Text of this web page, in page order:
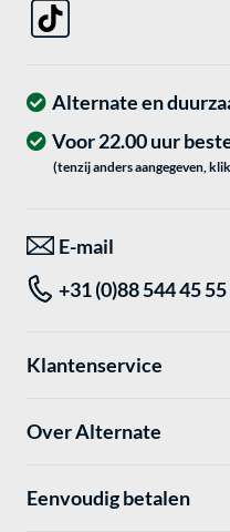
Alternate en
Voor 22.00 uur
(tenzij anders aangegeven,
E-mail
+31 (0)88 544 45 55
Klantenservice
Over Alternate
Eenvoudig betalen